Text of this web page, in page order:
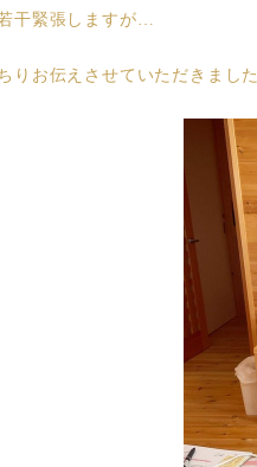
干緊張しますが…
りお伝えさせていただきました